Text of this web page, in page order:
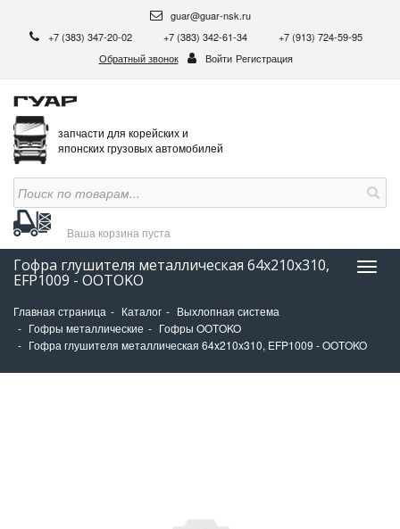
guar@guar-nsk.ru
+7 (383) 347-20-02
+7 (383) 342-61-34
+7 (913) 724-59-95
Обратный звонок
Войти Регистрация
запчасти для корейских и
японских грузовых автомобилей
Ваша корзина пуста
Гофра глушителя металлическая 64x210x310,
EFP1009 - OOTOKO
Главная страница Каталог
Выхлопная система
Гофры металлические
Гофры OOTOKO
Гофра глушителя металлическая 64x210x310, EFP1009 - OOTOKO